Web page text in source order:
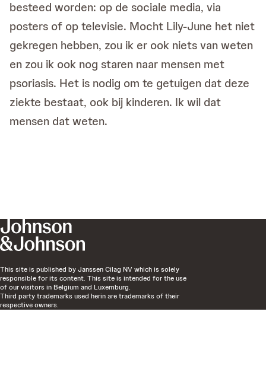
besteed worden: op de sociale media, via
posters of op televisie. Mocht Lily-June het niet
gekregen hebben, zou ik er ook niets van weten
en zou ik ook nog staren naar mensen met
psoriasis. Het is nodig om te getuigen dat deze
ziekte bestaat, ook bij kinderen. Ik wil dat
mensen dat weten.
This site is published by Janssen Cilag NV which is solely
responsible for its content. This site is intended for the use
of our visitors in Belgium and Luxemburg.
Third party trademarks used herin are trademarks of their
respective owners.